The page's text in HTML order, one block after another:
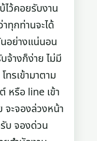
ไว้คอยรับงาน
ทุกท่านจะได้
อย่างแน่นอน
จ้างก็ง่าย ไม่มี
ทรเข้ามาตาม
หรือ line เข้า
จะจองล่วงหน้า
บ จองด่วน